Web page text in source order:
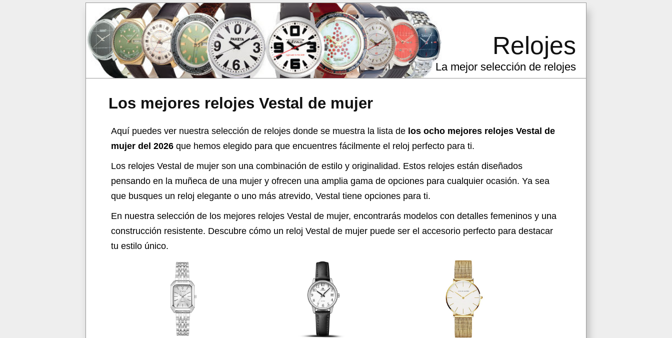
Los mejores relojes Vestal de mujer
Relojes
La mejor selección de relojes
Aquí puedes ver nuestra selección de relojes donde se muestra la lista de los ocho mejores relojes Vestal de
mujer del 2026 que hemos elegido para que encuentres fácilmente el reloj perfecto para ti.
Los relojes Vestal de mujer son una combinación de estilo y originalidad. Estos relojes están diseñados
pensando en la muñeca de una mujer y ofrecen una amplia gama de opciones para cualquier ocasión. Ya sea
que busques un reloj elegante o uno más atrevido, Vestal tiene opciones para ti.
En nuestra selección de los mejores relojes Vestal de mujer, encontrarás modelos con detalles femeninos y una
construcción resistente. Descubre cómo un reloj Vestal de mujer puede ser el accesorio perfecto para destacar
tu estilo único.